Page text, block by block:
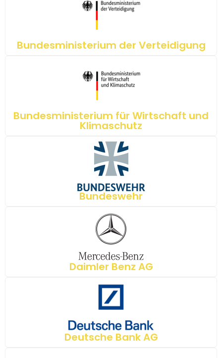
Bundesministerium der Verteidigung
Bundesministerium für Wirtschaft und
Klimaschutz
Bundeswehr
Daimler Benz AG
Deutsche Bank AG